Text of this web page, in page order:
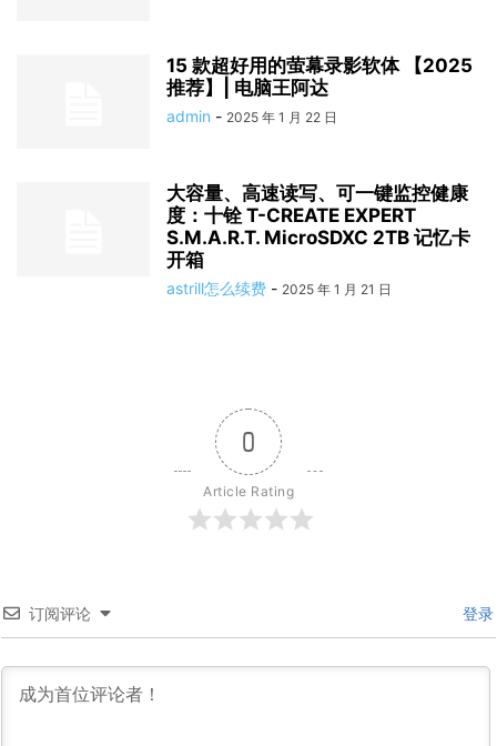
15 款超好用的萤幕录影软体 【2025
推荐】| 电脑王阿达
admin - 2025 年 1 月 22 日
大容量、高速读写、可一键监控健康
度：十铨 T-CREATE EXPERT
S.M.A.R.T. MicroSDXC 2TB 记忆卡
开箱
astrill怎么续费 - 2025 年 1 月 21 日
0
Article Rating
订阅评论 登录